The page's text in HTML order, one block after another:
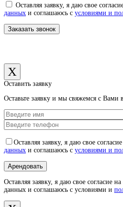
Оставляя заявку, я даю свое
данных и соглашаюсь с условиями и
X
Оставить заявку
Оставьте заявку и мы свяжемся с Вами
Оставляя заявку, я даю свое
данных и соглашаюсь с условиями и
Оставляя заявку, я даю свое согласие
данных и соглашаюсь с условиями и